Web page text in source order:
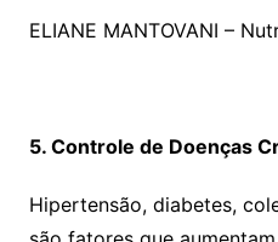
ELIANE MANTOVANI –
5. Controle de Doenças
Hipertensão, diabetes,